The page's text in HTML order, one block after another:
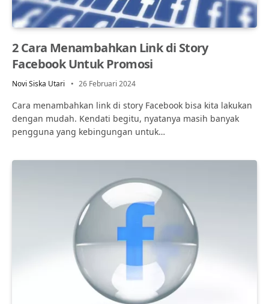
2 Cara Menambahkan Link di Story
Facebook Untuk Promosi
Novi Siska Utari 26 Februari 2024
Cara menambahkan link di story Facebook bisa kita lakukan
dengan mudah. Kendati begitu, nyatanya masih banyak
pengguna yang kebingungan untuk…